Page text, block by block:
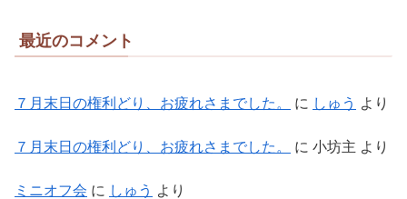
最近のコメント
７月末日の権利どり、お疲れさまでした。 に しゅう より
７月末日の権利どり、お疲れさまでした。 に 小坊主 より
ミニオフ会 に しゅう より